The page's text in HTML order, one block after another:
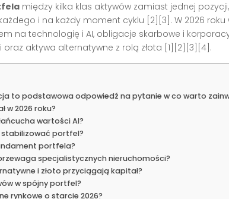
między kilka klas aktywów zamiast jednej
i na każdy moment cyklu [2][3]. W 2026
na technologię i AI, obligacje skarbowe i
aktywa alternatywne z rolą złota [1][2][3][4].
to podstawowa odpowiedź na pytanie w co warto
w 2026 roku?
wartości AI?
portfel?
portfela?
specjalistycznych nieruchomości?
i złoto przyciągają kapitał?
w spójny portfel?
rynkowe o starcie 2026?